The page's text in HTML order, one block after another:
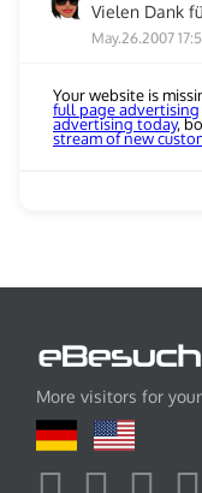
Vielen Dank
May.26.2007
Your website is
full page advertising
advertising today,
stream of new
More visitors for